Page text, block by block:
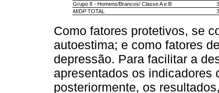
Grupo 8 - Homens/Brancos/ Classe A e B
M/DPTOTAL
Como fatores protetivos, se
autoestima; e como fatores
depressão. Para facilitar a
apresentados os indicadores
posteriormente, os